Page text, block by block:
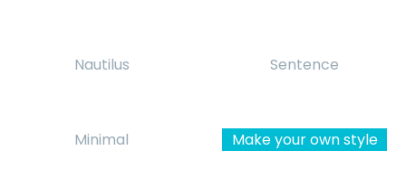
Nautilus Sentence
Minimal Make your own style